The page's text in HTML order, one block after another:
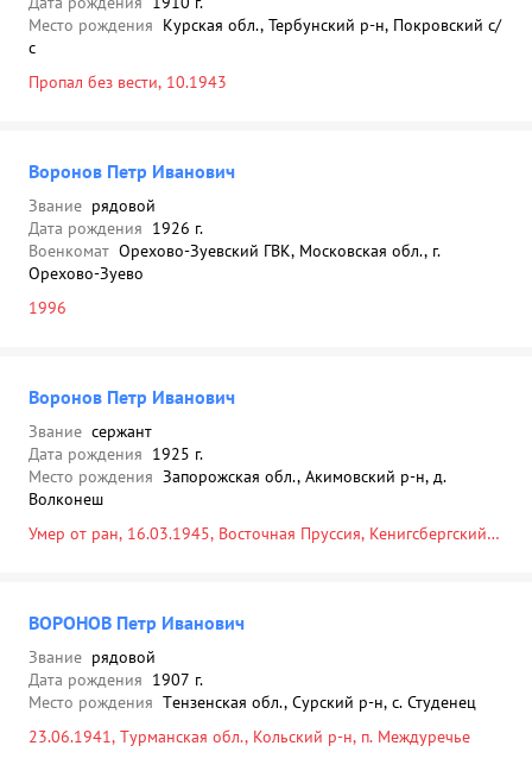
Место рождения Курская обл., Тербунский р-н, Покровский с/
с
Пропал без вести, 10.1943
Воронов Петр Иванович
Звание рядовой
Дата рождения 1926 г.
Военкомат Орехово-Зуевский ГВК, Московская обл., г.
Орехово-Зуево
1996
Воронов Петр Иванович
Звание сержант
Дата рождения 1925 г.
Место рождения Запорожская обл., Акимовский р-н, д.
Волконеш
Умер от ран, 16.03.1945, Восточная Пруссия, Кенигсбергский
ВОРОНОВ Петр Иванович
Звание рядовой
Дата рождения 1907 г.
Место рождения Tензенская обл., Сурский р-н, с. Студенец
23.06.1941, Tурманская обл., Кольский р-н, п. Междуречье